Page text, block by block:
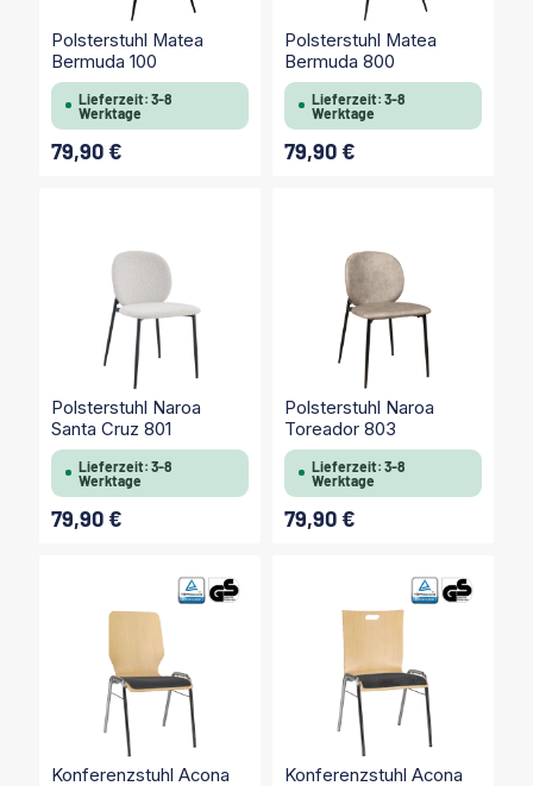
Polsterstuhl Matea
Bermuda 100
Lieferzeit: 3-8
Werktage
Regulärer Preis:
79,90 €
Polsterstuhl Matea
Bermuda 800
Lieferzeit: 3-8
Werktage
Regulärer Preis:
79,90 €
Polsterstuhl Naroa
Santa Cruz 801
Lieferzeit: 3-8
Werktage
Regulärer Preis:
79,90 €
Polsterstuhl Naroa
Toreador 803
Lieferzeit: 3-8
Werktage
Regulärer Preis:
79,90 €
Konferenzstuhl Acona
Konferenzstuhl Acona